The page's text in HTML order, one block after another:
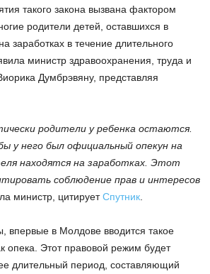
такого закона вызвана фактором
родители детей, оставшихся в
заработках в течение длительного
министр здравоохранения, труда и
Думбрэвяну, представляя
родители у ребенка остаются.
у него был официальный опекун на
находятся на заработках. Этот
соблюдение прав и интересов
министр, цитируетСпутник.
впервые в Молдове вводится такое
опека. Этот правовой режим будет
длительный период, составляющий